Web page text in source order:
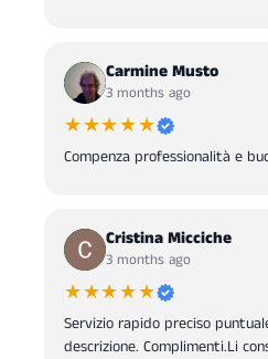
Carmine Musto
3 months ago
★★★★★
Compenza professionalità e
Cristina Micciche
3 months ago
★★★★★
Servizio rapido preciso
descrizione. Complimenti.Li